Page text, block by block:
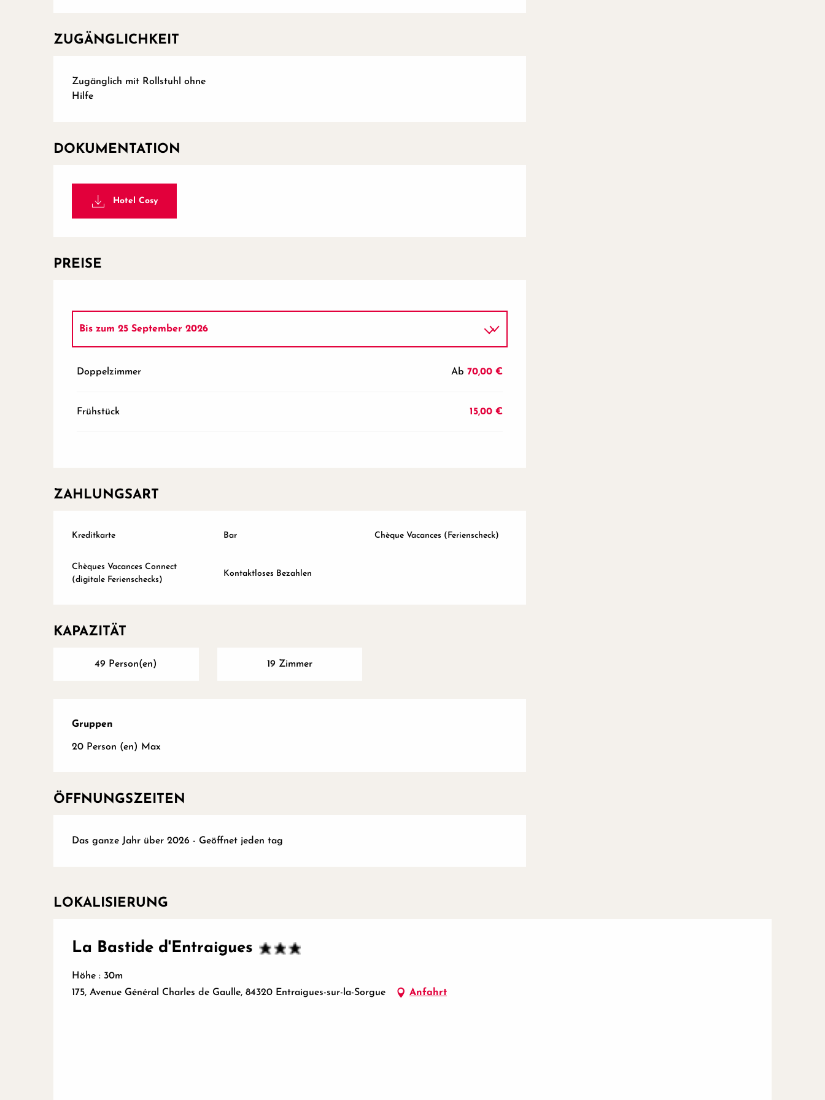
ZUGÄNGLICHKEIT
Zugänglich mit Rollstuhl ohne
Hilfe
DOKUMENTATION
Hotel Cosy
PREISE
1 Januar 2026
Bis zum 25 September 2026
Doppelzimmer Ab70,00 €
Frühstück 15,00 €
ZAHLUNGSART
Kreditkarte Bar Chèque Vacances (Ferienscheck)
Chèques Vacances Connect
(digitale Ferienschecks)
Kontaktloses Bezahlen
KAPAZITÄT
49 Person(en) 19 Zimmer
Gruppen
Gruppen
20 Person (en) Max
ÖFFNUNGSZEITEN
Das ganze Jahr über 2026 - Geöffnet jeden tag
LOKALISIERUNG
La Bastide d'Entraigues
Höhe : 30m
175, Avenue Général Charles de Gaulle, 84320 Entraigues-sur-la-Sorgue
Anfahrt